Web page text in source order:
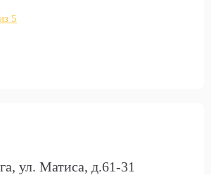
5
ул. Матиса, д.61-31